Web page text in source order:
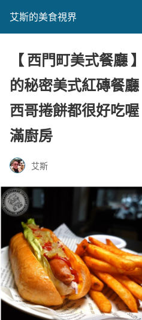
艾斯的美食視界
【 西門町美式餐廳
的秘密美式紅磚餐
西哥捲餅都很好吃
滿廚房
艾斯